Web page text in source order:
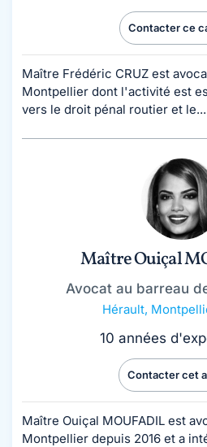
Contacter ce
Maître Frédéric CRUZ est
Montpellier dont l'activité est
vers le droit pénal routier et le...
Maître Ouiçal
Avocat au barreau
Hérault,
10 années
Contacter cet
Maître Ouiçal MOUFADIL est
Montpellier depuis 2016 et a